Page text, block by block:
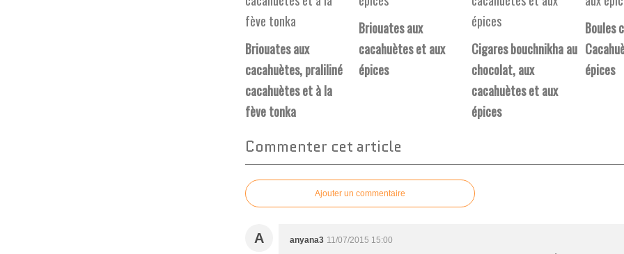
Briouates aux
cacahuètes, praliliné
cacahuètes et à la
fève tonka
Briouates aux
cacahuètes et aux
épices
Cigares bouchnikha au
chocolat, aux
cacahuètes et aux
épices
Boules
épices
Commenter cet article
Ajouter un commentaire
A anyana3 11/07/2015 15:00